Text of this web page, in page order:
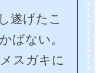
遂げたこ
ばない。
スガキに